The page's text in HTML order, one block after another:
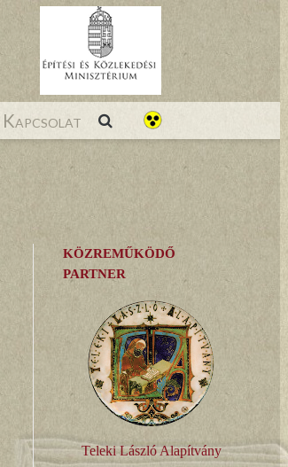
Kapcsolat
KÖZREMŰKÖDŐ
PARTNER
Teleki László Alapítvány